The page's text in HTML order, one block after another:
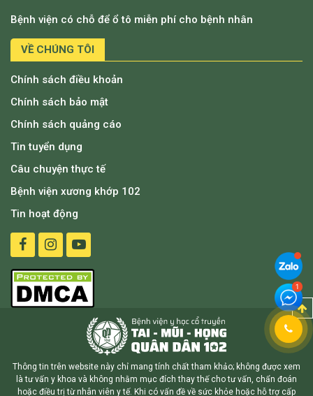
Bệnh viện có chỗ để ổ tô miễn phí cho bệnh nhân
VỀ CHÚNG TÔI
Chính sách điều khoản
Chính sách bảo mật
Chính sách quảng cáo
Tin tuyển dụng
Câu chuyện thực tế
Bệnh viện xương khớp 102
Tin hoạt động
Thông tin trên website này chỉ mang tính chất tham khảo; không được xem
là tư vấn y khoa và không nhằm mục đích thay thế cho tư vấn, chẩn đoán
hoặc điều trị từ nhân viên y tế. Khi có vấn đề về sức khỏe hoặc hỗ trợ cấp